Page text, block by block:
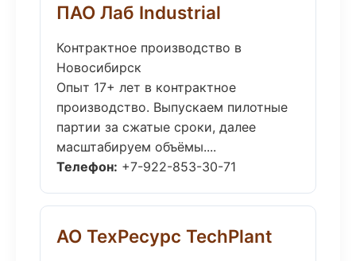
ПАО Лаб Industrial
Контрактное производство в
Новосибирск
Опыт 17+ лет в контрактное
производство. Выпускаем пилотные
партии за сжатые сроки, далее
масштабируем объёмы....
Телефон: +7-922-853-30-71
АО ТехРесурс TechPlant